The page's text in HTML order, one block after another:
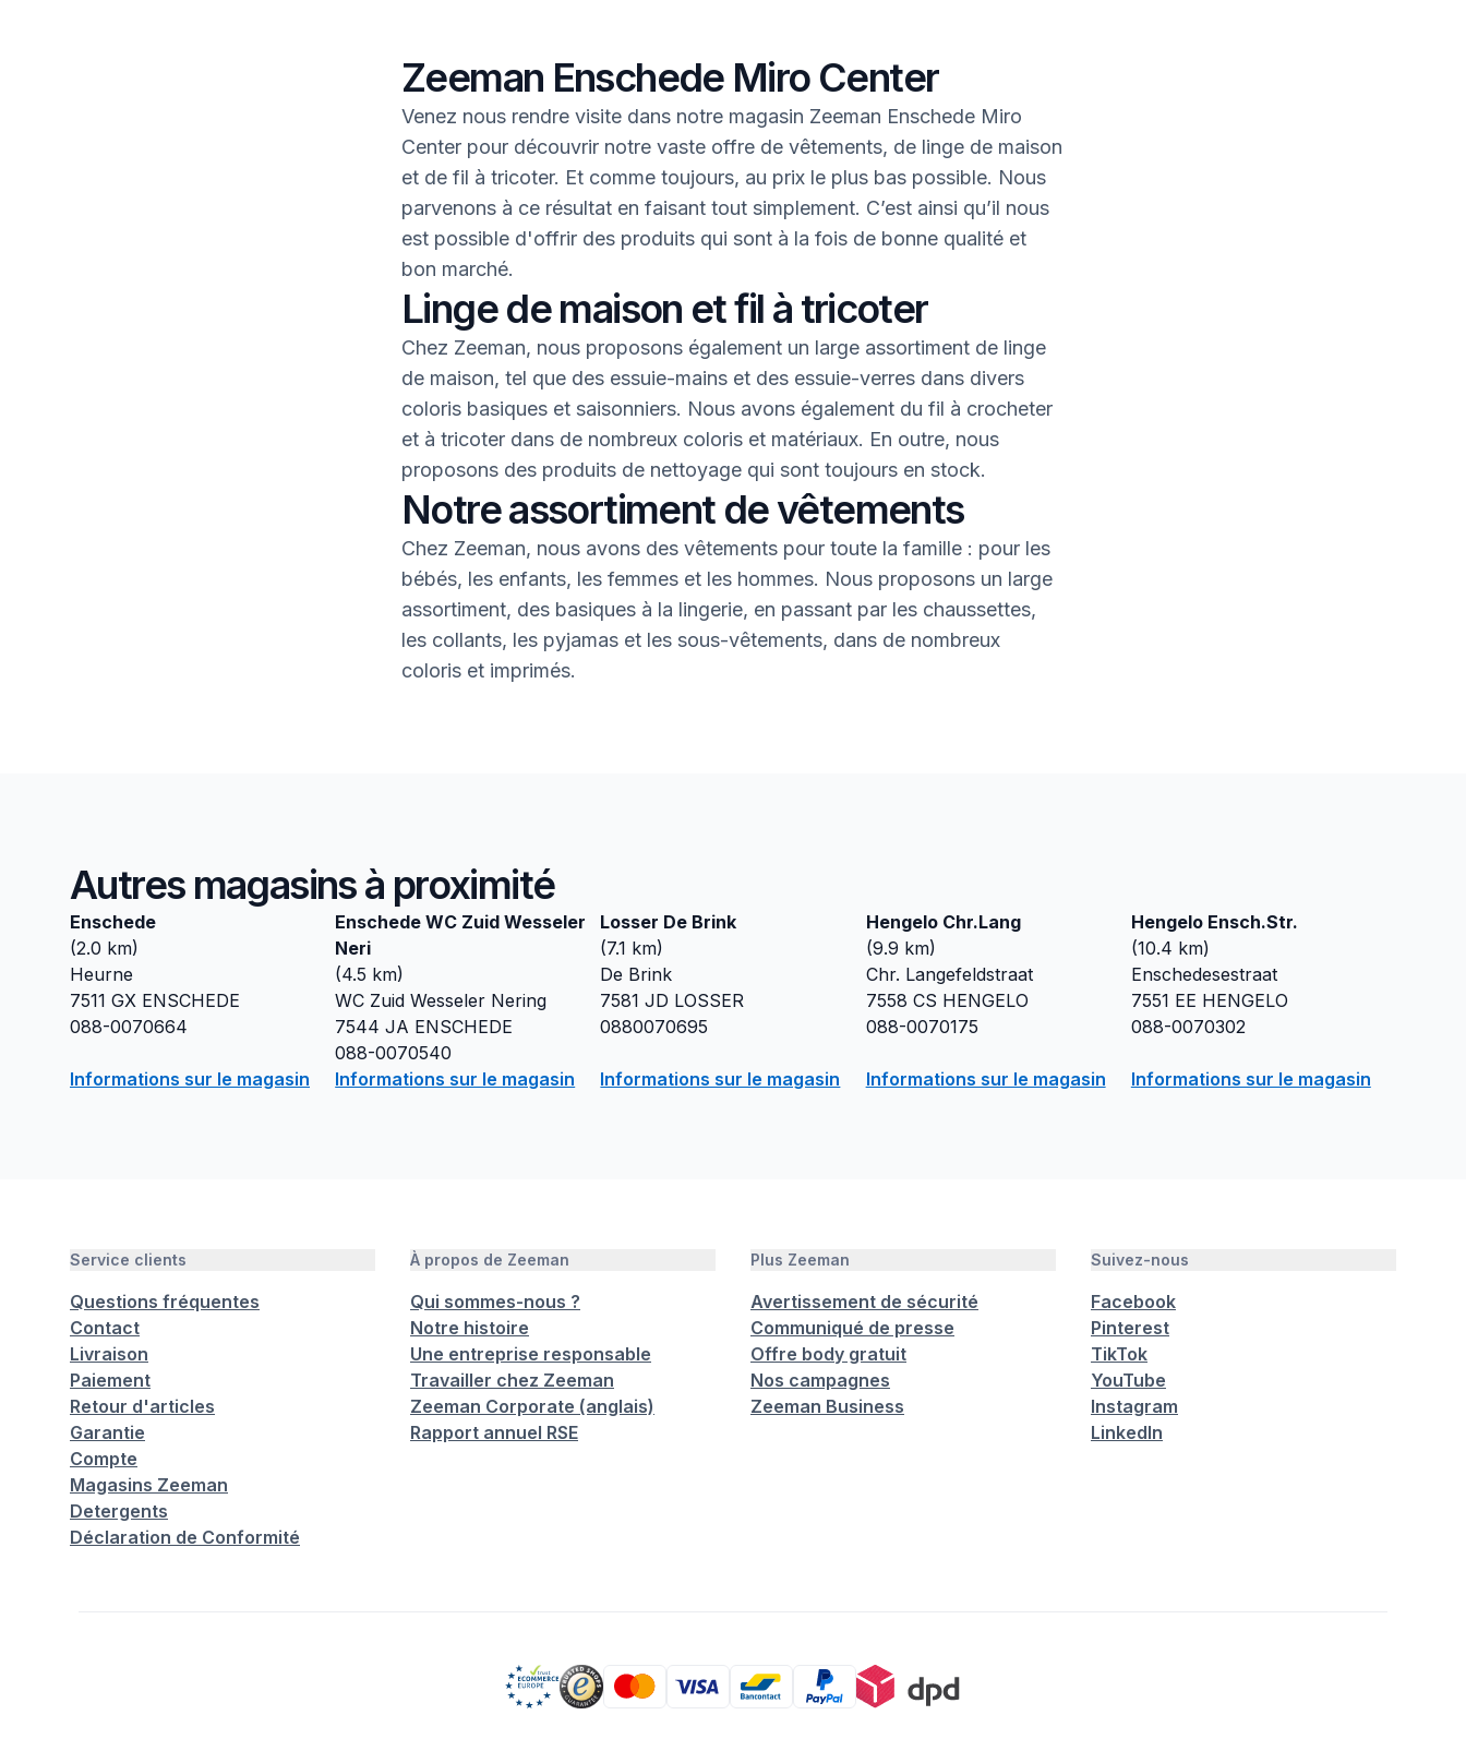
Zeeman Enschede Miro Center
Venez nous rendre visite dans notre magasin Zeeman Enschede Miro
Center pour découvrir notre vaste offre de vêtements, de linge de maison
et de fil à tricoter. Et comme toujours, au prix le plus bas possible. Nous
parvenons à ce résultat en faisant tout simplement. C’est ainsi qu’il nous
est possible d'offrir des produits qui sont à la fois de bonne qualité et
bon marché.
Linge de maison et fil à tricoter
Chez Zeeman, nous proposons également un large assortiment de linge
de maison, tel que des essuie-mains et des essuie-verres dans divers
coloris basiques et saisonniers. Nous avons également du fil à crocheter
et à tricoter dans de nombreux coloris et matériaux. En outre, nous
proposons des produits de nettoyage qui sont toujours en stock.
Notre assortiment de vêtements
Chez Zeeman, nous avons des vêtements pour toute la famille : pour les
bébés, les enfants, les femmes et les hommes. Nous proposons un large
assortiment, des basiques à la lingerie, en passant par les chaussettes,
les collants, les pyjamas et les sous-vêtements, dans de nombreux
coloris et imprimés.
Autres magasins à proximité
Enschede
(2.0 km)
Heurne
7511 GX ENSCHEDE
088-0070664
Informations sur le magasin
Enschede WC Zuid Wesseler
Neri
(4.5 km)
WC Zuid Wesseler Nering
7544 JA ENSCHEDE
088-0070540
Informations sur le magasin
Losser De Brink
(7.1 km)
De Brink
7581 JD LOSSER
0880070695
Informations sur le magasin
Hengelo Chr.Lang
(9.9 km)
Chr. Langefeldstraat
7558 CS HENGELO
088-0070175
Informations sur le magasin
Hengelo Ensch.Str.
(10.4 km)
Enschedesestraat
7551 EE HENGELO
088-0070302
Informations sur le magasin
Service clients
Questions fréquentes
Contact
Livraison
Paiement
Retour d'articles
Garantie
Compte
Magasins Zeeman
Detergents
Déclaration de Conformité
À propos de Zeeman
Qui sommes-nous ?
Notre histoire
Une entreprise responsable
Travailler chez Zeeman
Zeeman Corporate (anglais)
Rapport annuel RSE
Plus Zeeman
Avertissement de sécurité
Communiqué de presse
Offre body gratuit
Nos campagnes
Zeeman Business
Suivez-nous
Facebook
Pinterest
TikTok
YouTube
Instagram
LinkedIn